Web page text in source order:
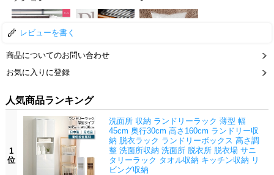
レビューを書く
商品についてのお問い合わせ
お気に入りに登録
人気商品ランキング
1
位
洗面所 収納 ランドリーラック 薄型 幅
45cm 奥行30cm 高さ160cm ランドリー収
納 脱衣ラック ランドリーボックス 高さ調
整 洗面所収納 洗面所 脱衣所 脱衣場 サニ
タリーラック タオル収納 キッチン収納 リ
ビング収納